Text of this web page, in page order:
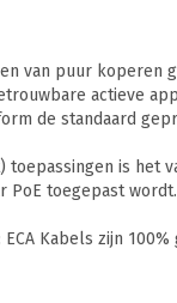
van puur koperen
actieve
de standaard
toepassingen is
PoE toegepast wordt.
Kabels zijn 100%